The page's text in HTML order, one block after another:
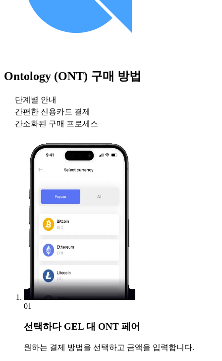
Ontology (ONT) 구매 방법
단계별 안내
간편한 신용카드 결제
간소화된 구매 프로세스
01
선택하다GEL 대 ONT 페어
원하는 결제 방법을 선택하고 금액을 입력합니다.